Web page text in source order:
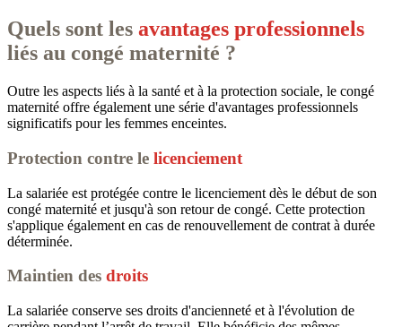
Quels sont les avantages professionnels
liés au congé maternité ?
Outre les aspects liés à la santé et à la protection sociale, le congé
maternité offre également une série d'avantages professionnels
significatifs pour les femmes enceintes.
Protection contre le licenciement
La salariée est protégée contre le licenciement dès le début de son
congé maternité et jusqu'à son retour de congé. Cette protection
s'applique également en cas de renouvellement de contrat à durée
déterminée.
Maintien des droits
La salariée conserve ses droits d'ancienneté et à l'évolution de